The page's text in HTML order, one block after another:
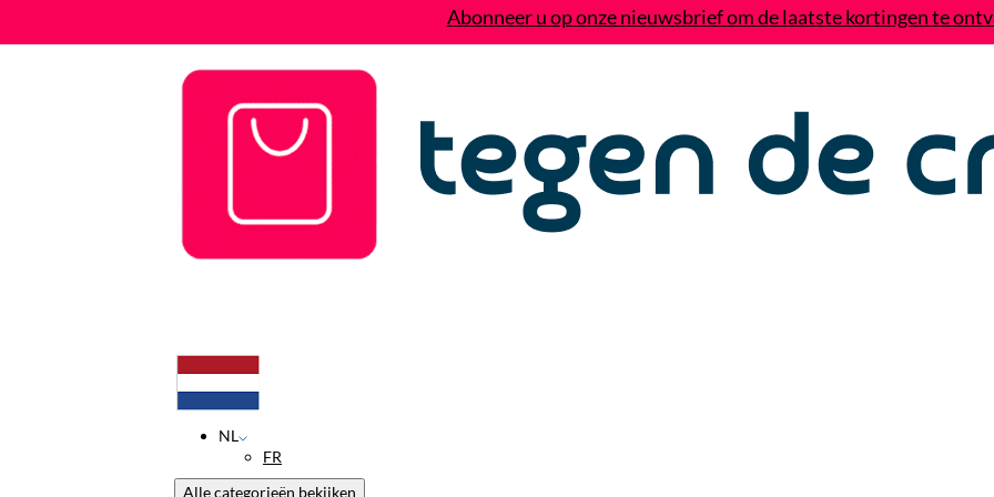
Abonneer u op onze nieuwsbrief om de laatste kortingen te
NL
FR
Alle categorieën bekijken